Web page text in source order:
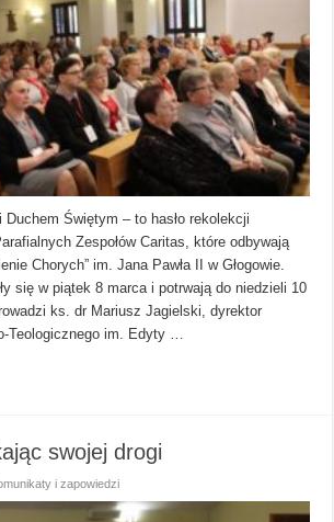
Duchem Świętym – to hasło rekolekcji
Zespołów Caritas, które odbywają
Chorych” im. Jana Pawła II w Głogowie.
się w piątek 8 marca i potrwają do niedzieli 10
ks. dr Mariusz Jagielski, dyrektor
Teologicznego im. Edyty …
swojej drogi
i zapowiedzi